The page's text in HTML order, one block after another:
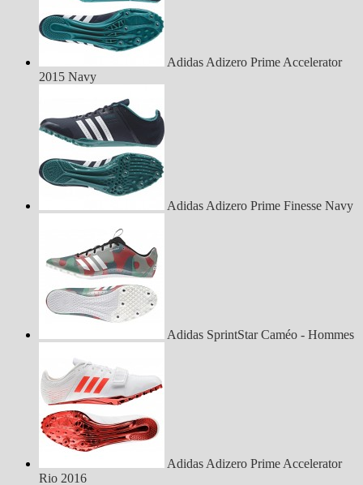
Adidas Adizero Prime Accelerator
2015 Navy
Adidas Adizero Prime Finesse Navy
Adidas SprintStar Caméo - Hommes
Adidas Adizero Prime Accelerator
Rio 2016